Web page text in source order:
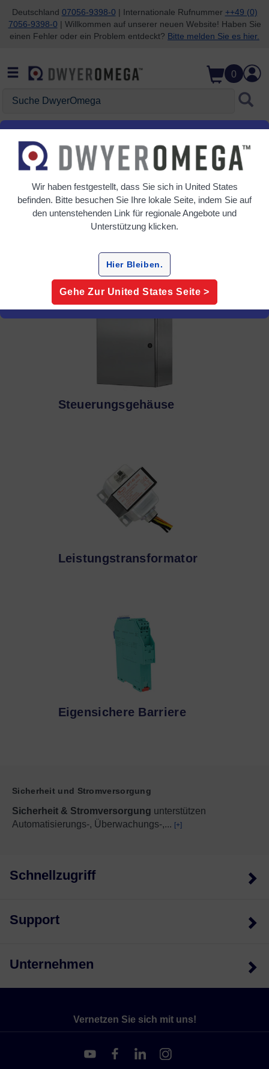
Zum Suchen überspringen
Zum Hauptinhalt überspringen
Zur Navigation überspringen
Deutschland 07056-9398-0 | Internationale Rufnummer ++49 (0)
7056-9398-0 | Willkommen auf unserer neuen Website! Haben Sie
einen Fehler oder ein Problem entdeckt? Bitte melden Sie es hier.
0
Startseite
Automatisierung, Steuerung und Überwachung
Sicherheit und Stromversorgung
Sicherheit und Stromversorgung
Steuerungsgehäuse
Leistungstransformator
Eigensichere Barriere
Sicherheit und Stromversorgung
Sicherheit & Stromversorgung unterstützen
Automatisierungs-, Überwachungs-,... [+]
Schnellzugriff
Support
Unternehmen
Vernetzen Sie sich mit uns!
Wir haben festgestellt, dass Sie sich in United States
befinden. Bitte besuchen Sie Ihre lokale Seite, indem Sie auf
den untenstehenden Link für regionale Angebote und
Unterstützung klicken.
Hier Bleiben.
Gehe Zur United States Seite >